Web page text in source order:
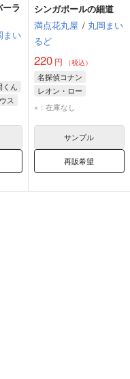
ラ
まい
くん
ス
ス
シンガポールの細道
満点花丸屋 / 丸岡まい
るど
220円 （税込）
名探偵コナン
レオン・ロー
リシ・ラマナサン
×：在庫なし
サンプル
再販希望